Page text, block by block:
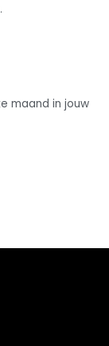
maand in jouw